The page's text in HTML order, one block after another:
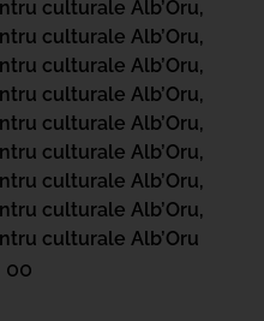
culturale Alb’Oru,
culturale Alb’Oru,
culturale Alb’Oru,
culturale Alb’Oru,
culturale Alb’Oru,
culturale Alb’Oru,
culturale Alb’Oru,
culturale Alb’Oru,
culturale Alb’Oru
00